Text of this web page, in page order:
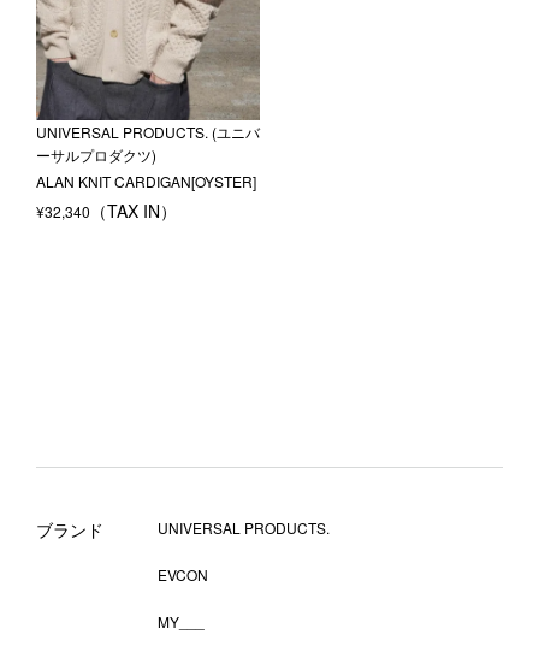
UNIVERSAL PRODUCTS. (ユニバ
ーサルプロダクツ)
ALAN KNIT CARDIGAN[OYSTER]
¥32,340
ブランド UNIVERSAL PRODUCTS.
EVCON
MY___